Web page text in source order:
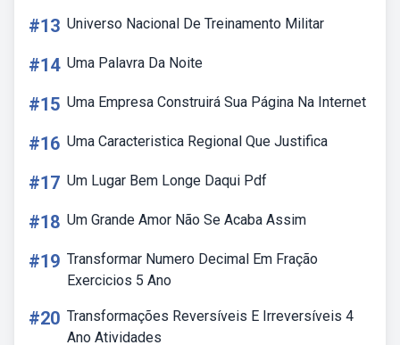
#13 Universo Nacional De Treinamento Militar
#14 Uma Palavra Da Noite
#15 Uma Empresa Construirá Sua Página Na Internet
#16 Uma Caracteristica Regional Que Justifica
#17 Um Lugar Bem Longe Daqui Pdf
#18 Um Grande Amor Não Se Acaba Assim
#19 Transformar Numero Decimal Em Fração
Exercicios 5 Ano
#20 Transformações Reversíveis E Irreversíveis 4
Ano Atividades